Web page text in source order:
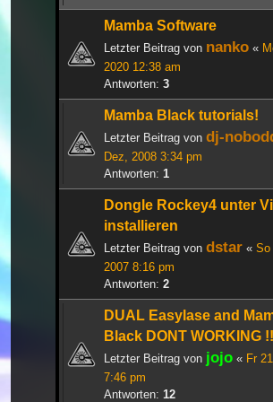
Mamba Software
Letzter Beitrag von nanko «
2020 12:38 am
Antworten: 3
Mamba Black tutorials!
Letzter Beitrag von dj-
Dez, 2008 3:34 pm
Antworten: 1
Dongle Rockey4 unter
installieren
Letzter Beitrag von dstar « So
2007 8:16 pm
Antworten: 2
DUAL Easylase and
Black DONT WORKING !!
Letzter Beitrag von jojo « Fr
7:46 pm
Antworten: 12